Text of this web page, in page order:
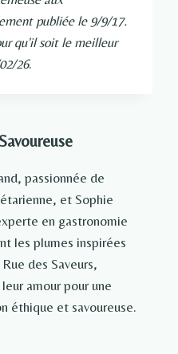
publiée le 9/9/17.
qu'il soit le meilleur
26.
passionnée de
et Sophie
en gastronomie
les plumes inspirées
des Saveurs,
amour pour une
éthique et savoureuse.